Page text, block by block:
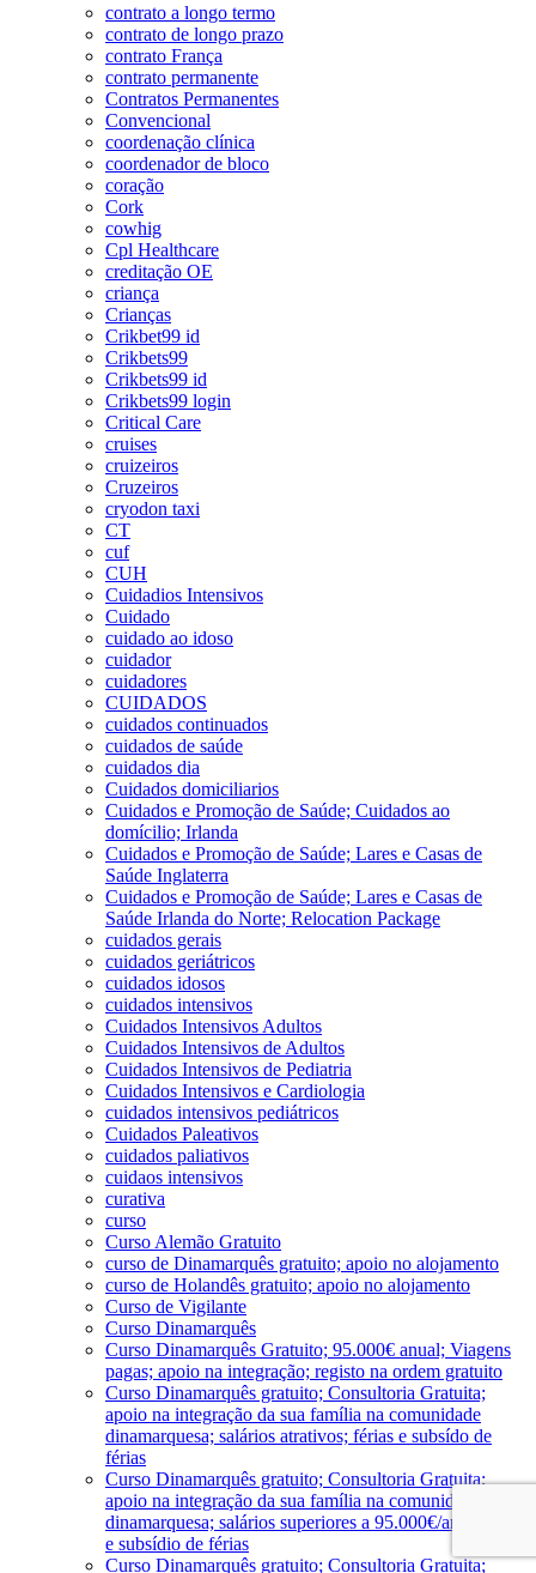
contrato a longo termo
contrato de longo prazo
contrato França
contrato permanente
Contratos Permanentes
Convencional
coordenação clínica
coordenador de bloco
coração
Cork
cowhig
Cpl Healthcare
creditação OE
criança
Crianças
Crikbet99 id
Crikbets99
Crikbets99 id
Crikbets99 login
Critical Care
cruises
cruizeiros
Cruzeiros
cryodon taxi
CT
cuf
CUH
Cuidadios Intensivos
Cuidado
cuidado ao idoso
cuidador
cuidadores
CUIDADOS
cuidados continuados
cuidados de saúde
cuidados dia
Cuidados domiciliarios
Cuidados e Promoção de Saúde; Cuidados ao
domícilio; Irlanda
Cuidados e Promoção de Saúde; Lares e Casas de
Saúde Inglaterra
Cuidados e Promoção de Saúde; Lares e Casas de
Saúde Irlanda do Norte; Relocation Package
cuidados gerais
cuidados geriátricos
cuidados idosos
cuidados intensivos
Cuidados Intensivos Adultos
Cuidados Intensivos de Adultos
Cuidados Intensivos de Pediatria
Cuidados Intensivos e Cardiologia
cuidados intensivos pediátricos
Cuidados Paleativos
cuidados paliativos
cuidaos intensivos
curativa
curso
Curso Alemão Gratuito
curso de Dinamarquês gratuito; apoio no alojamento
curso de Holandês gratuito; apoio no alojamento
Curso de Vigilante
Curso Dinamarquês
Curso Dinamarquês Gratuito; 95.000€ anual; Viagens
pagas; apoio na integração; registo na ordem gratuito
Curso Dinamarquês gratuito; Consultoria Gratuita;
apoio na integração da sua família na comunidade
dinamarquesa; salários atrativos; férias e subsído de
férias
Curso Dinamarquês gratuito; Consultoria Gratuita;
apoio na integração da sua família na comunidade
dinamarquesa; salários superiores a 95.000€/ano; férias
e subsídio de férias
Curso Dinamarquês gratuito; Consultoria Gratuita;